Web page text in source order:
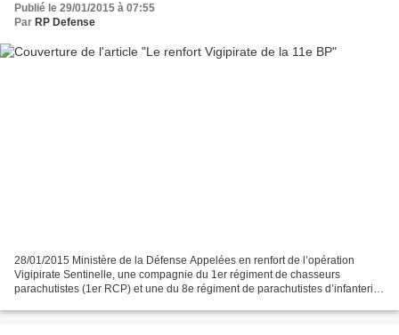
Publié le 29/01/2015 à 07:55
Par RP Defense
28/01/2015 Ministère de la Défense Appelées en renfort de l’opération
Vigipirate Sentinelle, une compagnie du 1er régiment de chasseurs
parachutistes (1er RCP) et une du 8e régiment de parachutistes d’infanterie